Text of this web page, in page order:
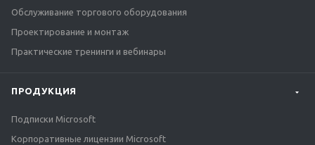
Обслуживание торгового оборудования
Проектирование и монтаж
Практические тренинги и вебинары
ПРОДУКЦИЯ
Подписки Microsoft
Корпоративные лицензии Microsoft